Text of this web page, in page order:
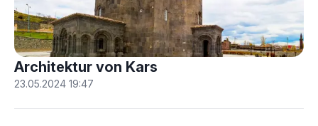
Architektur von Kars
23.05.2024 19:47